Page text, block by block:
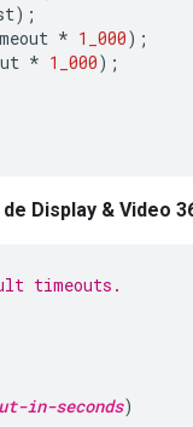
);
* 1_000);
* 1_000);
Display & Video
timeouts.
in-seconds)